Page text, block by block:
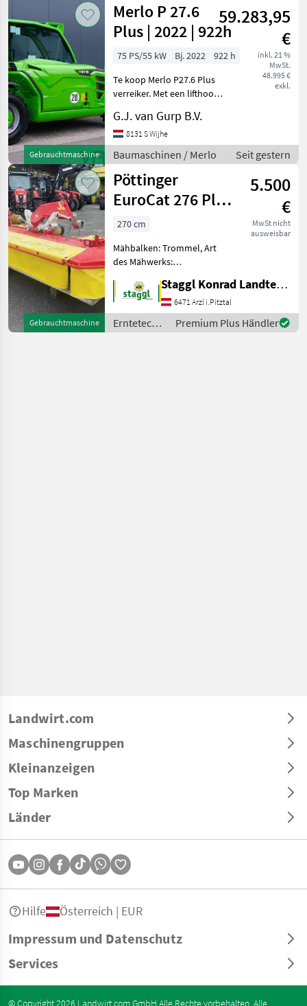
Gebrauchtmaschine
Merlo P 27.6
Plus | 2022 | 922h
59.283,95
€
inkl. 21 %
MwSt.
48.995 €
exkl.
75 PS/55 kW Bj. 2022
922 h
Te koop Merlo P27.6 Plus
verreiker. Met een lifthoogte
ton Eigen gewicht: 4850kg
Baumaschinen
Teleskoplader
G.J. van Gurp B.V.
8131 S Wijhe
Baumaschinen / Merlo Seit gestern
Gebrauchtmaschine
Pöttinger
EuroCat 276 Plus
Frontmähwerk
Trommel
5.500
€
MwSt nicht
ausweisbar
270 cm
Mähbalken: Trommel, Art
des Mähwerks:
Schnitthöhenverstellung
Pöttinger Frontmähwerk
Trommelmähwerk Anbau
für Weistedreick klappbare
Staggl Konrad Landtechnik Oberland
6471 Arzl i.Pitztal
Erntetechnik
Grünland /
Premium Plus Händler
Landwirt.com
Maschinengruppen
Kleinanzeigen
Top Marken
Länder
Impressum und Datenschutz
Services
Hilfe Österreich | EUR
© Copyright 2026 Landwirt.com GmbH Alle Rechte vorbehalten. Alle